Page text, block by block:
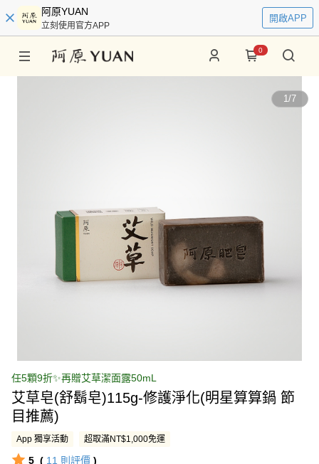
阿原YUAN
立刻使用官方APP
開啟APP
0
1/7
任5顆9折✨再贈艾草潔面露50mL
艾草皂(舒鬍皂)115g-修護淨化(明星算算鍋 節
目推薦)
App 獨享活動 超取滿NT$1,000免運
5 ( 11 則評價 )